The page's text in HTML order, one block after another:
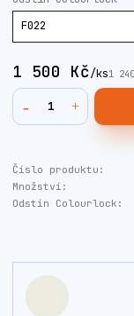
1 500 Kč/ks1
Číslo produktu:
Množství:
Odstín Colourlock: